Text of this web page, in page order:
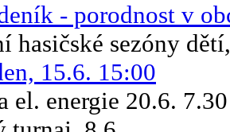
- porodnost v
hasičské sezóny
15.6. 15:00
el. energie 20.6.